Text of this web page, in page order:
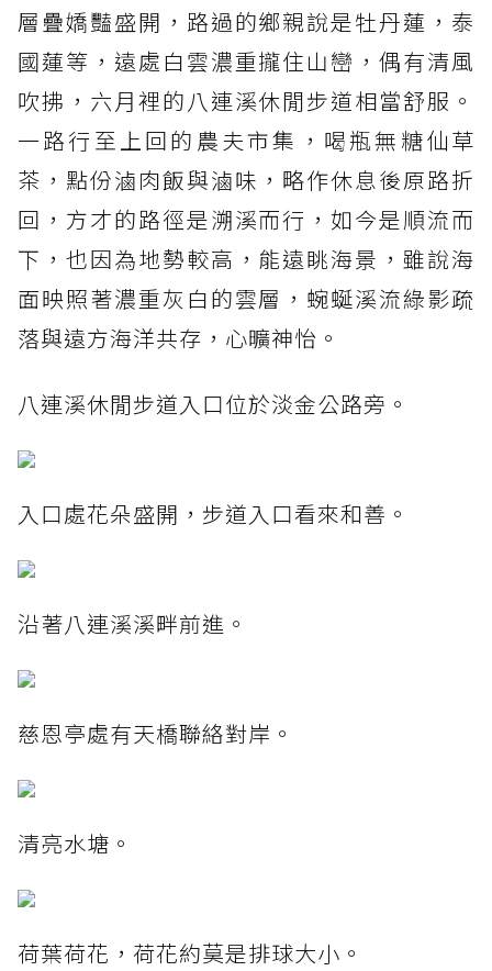
層疊嬌豔盛開，路過的鄉親說是牡丹蓮，泰
國蓮等，遠處白雲濃重攏住山巒，偶有清風
吹拂，六月裡的八連溪休閒步道相當舒服。
一路行至上回的農夫市集，喝瓶無糖仙草
茶，點份滷肉飯與滷味，略作休息後原路折
回，方才的路徑是溯溪而行，如今是順流而
下，也因為地勢較高，能遠眺海景，雖說海
面映照著濃重灰白的雲層，蜿蜒溪流綠影疏
落與遠方海洋共存，心曠神怡。
八連溪休閒步道入口位於淡金公路旁。
入口處花朵盛開，步道入口看來和善。
沿著八連溪溪畔前進。
慈恩亭處有天橋聯絡對岸。
清亮水塘。
荷葉荷花，荷花約莫是排球大小。